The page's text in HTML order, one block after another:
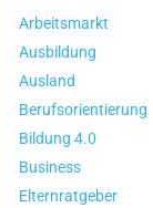
Arbeitsmarkt
Ausbildung
Ausland
Berufsorientierung
Bildung 4.0
Business
Elternratgeber